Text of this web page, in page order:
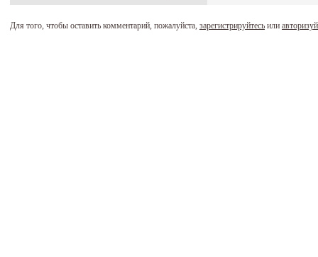
Для того, чтобы оставить комментарий, пожалуйста, зарегистрируйтесь или